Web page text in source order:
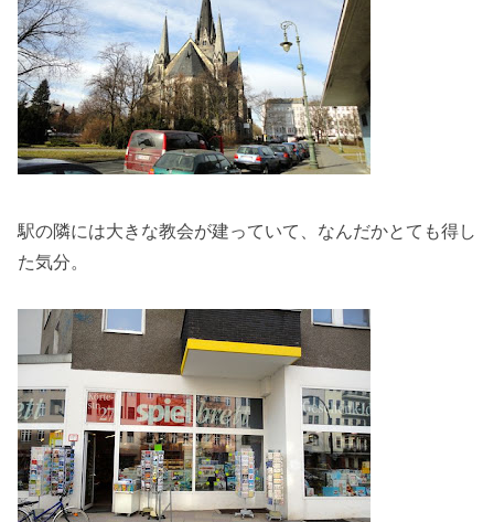
駅の隣には大きな教会が建っていて、なんだかとても得し
た気分。